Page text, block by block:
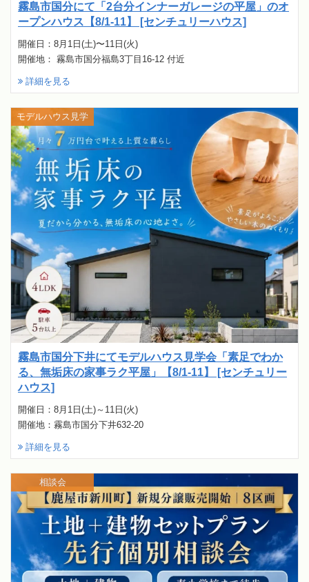
霧島市国分にて「2台分インナーガレージの平屋」のオ
ープンハウス【8/1-11】 [センチュリーハウス]
開催日：8月1日(土)〜11日(火)
開催地： 霧島市国分福島3丁目16-12 付近
詳細を見る
霧島市国分下井にてモデルハウス見学会「素足でわか
る、無垢床の家事ラク平屋」【8/1-11】 [センチュリー
ハウス]
開催日：8月1日(土)～11日(火)
開催地：霧島市国分下井632-20
詳細を見る
モデルハウス見学
相談会